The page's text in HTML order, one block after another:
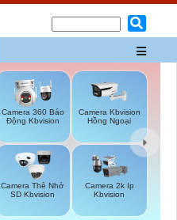
Camera 360 Báo
Động Kbvision
Camera Kbvision
Hồng Ngoại
Camera Thẻ Nhớ
SD Kbvision
Camera 2k Ip
Kbvision